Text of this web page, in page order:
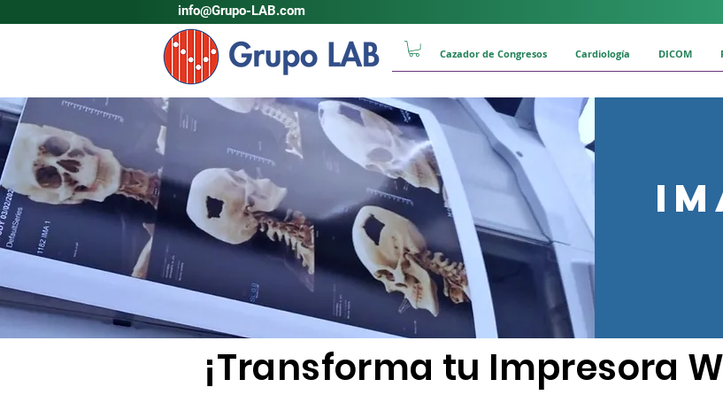
info@Grupo-LAB.com
Cazador de Congresos Cardiología DICOM
¡Transforma tu Impresora